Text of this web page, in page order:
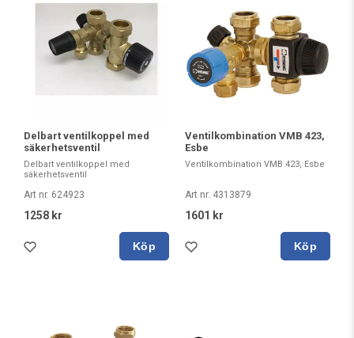
Delbart ventilkoppel med
säkerhetsventil
Delbart ventilkoppel med
säkerhetsventil
Art nr. 624923
1258 kr
Köp
Ventilkombination VMB 423,
Esbe
Ventilkombination VMB 423, Esbe
Art nr. 4313879
1601 kr
Köp